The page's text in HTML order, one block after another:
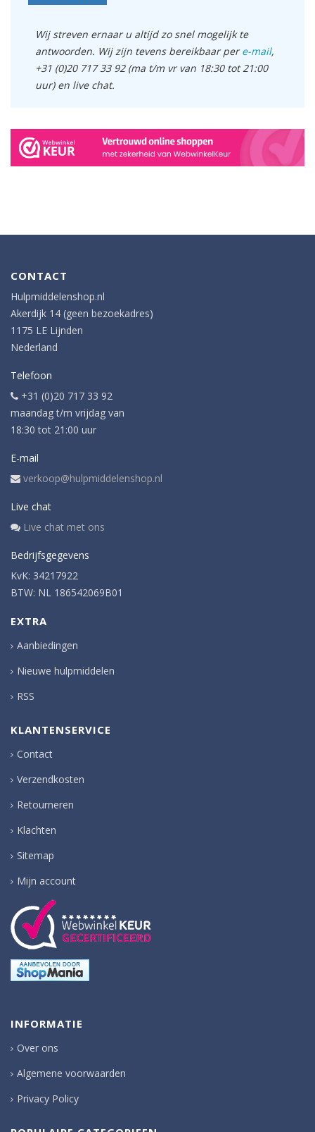
Wij streven ernaar u altijd zo snel mogelijk te
antwoorden. Wij zijn tevens bereikbaar pere-mail,
+31 (0)20 717 33 92 (ma t/m vr van 18:30 tot 21:00
uur) en live chat.
CONTACT
Hulpmiddelenshop.nl
Akerdijk 14 (geen bezoekadres)
1175 LE Lijnden
Nederland
Telefoon
+31 (0)20 717 33 92
maandag t/m vrijdag van
18:30 tot 21:00 uur
E-mail
verkoop@hulpmiddelenshop.nl
Live chat
Live chat met ons
Bedrijfsgegevens
KvK: 34217922
BTW: NL 186542069B01
EXTRA
Aanbiedingen
Nieuwe hulpmiddelen
RSS
KLANTENSERVICE
Contact
Verzendkosten
Retourneren
Klachten
Sitemap
Mijn account
INFORMATIE
Over ons
Algemene voorwaarden
Privacy Policy